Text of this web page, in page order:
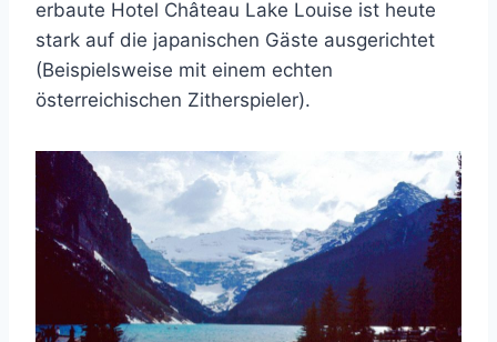
erbaute Hotel Château Lake Louise ist heute
stark auf die japanischen Gäste ausgerichtet
(Beispielsweise mit einem echten
österreichischen Zitherspieler).